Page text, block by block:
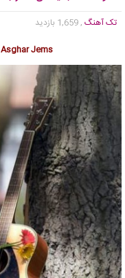
تک آهنگ , 1,659 بازدید
Jems